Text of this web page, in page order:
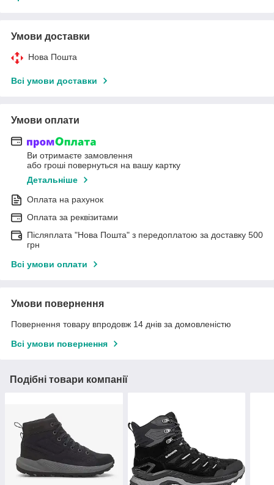
Умови доставки
Нова Пошта
Всі умови доставки
Умови оплати
Ви отримаєте замовлення
або гроші повернуться на вашу картку
Детальніше
Оплата на рахунок
Оплата за реквізитами
Післяплата "Нова Пошта" з передоплатою за доставку 500
грн
Всі умови оплати
Умови повернення
Повернення товару впродовж 14 днів за домовленістю
Всі умови повернення
Подібні товари компанії